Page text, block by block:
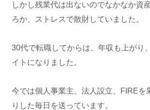
しかし残業代は出ないのでなかなか資
ろか、ストレスで散財していました。
30代で転職してからは、年収も上がり
イトになりました。
今では個人事業主、法人設立、FIREを
りした毎日を送っています。